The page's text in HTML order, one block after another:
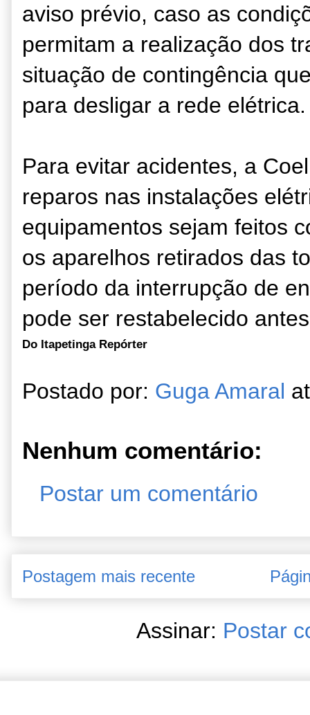
aviso prévio, caso as
permitam a realização dos
situação de contingência
para desligar a rede elétrica.
Para evitar acidentes, a
reparos nas instalações
equipamentos sejam feitos
os aparelhos retirados das
período da interrupção de
pode ser restabelecido
Do Itapetinga Repórter
Postado por: Guga Amaral
Nenhum comentário:
Postar um comentário
Postagem mais recente
Assinar: Postar